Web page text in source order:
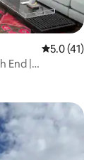
Calificación
5.0 (41)
|